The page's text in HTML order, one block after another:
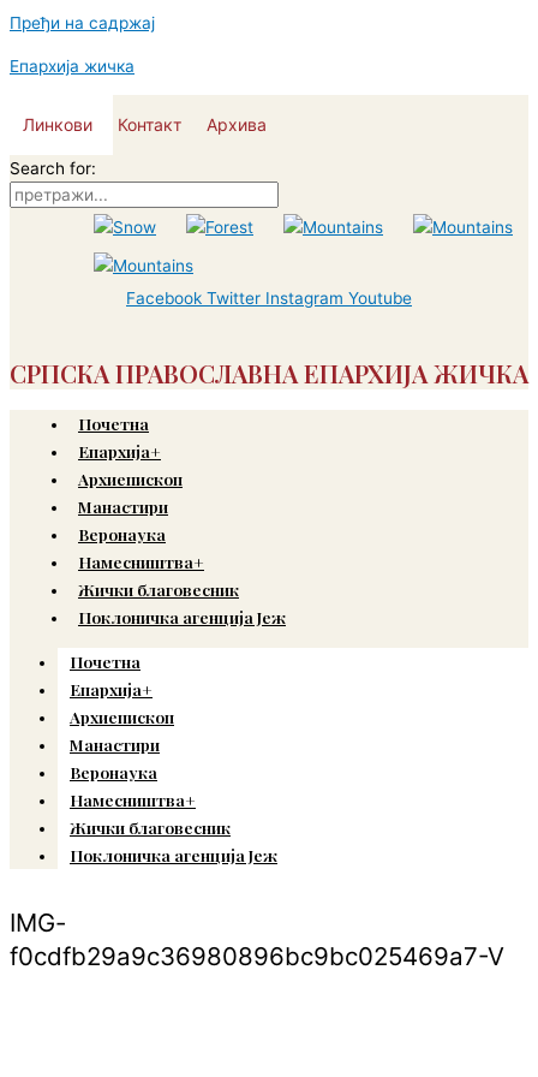
Пређи на садржај
Епархија жичка
Линкови Контакт Архива
Search for:
Facebook Twitter Instagram Youtube
СРПСКА ПРАВОСЛАВНА ЕПАРХИЈА ЖИЧКА
Почетна
Епархија+
Архиепископ
Манастири
Веронаука
Намесништва+
Жички благовесник
Поклоничка агенција Јеж
Почетна
Епархија+
Архиепископ
Манастири
Веронаука
Намесништва+
Жички благовесник
Поклоничка агенција Јеж
IMG-
f0cdfb29a9c36980896bc9bc025469a7-V